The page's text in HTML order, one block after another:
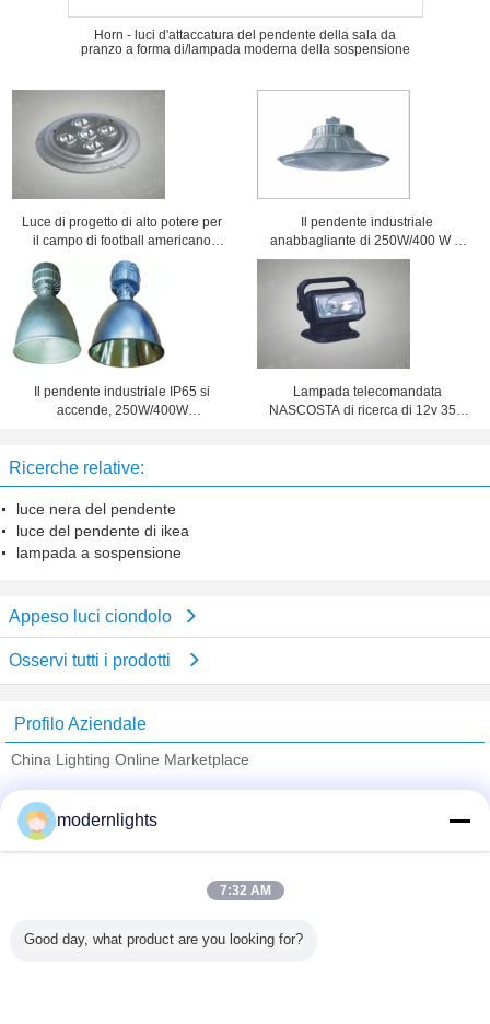
Horn - luci d'attaccatura del pendente della sala da
pranzo a forma di/lampada moderna della sospensione
Luce di progetto di alto potere per
il campo di football americano
all'aperto, 3w/5w 175lm/105lm
Il pendente industriale
anabbagliante di 250W/400 W si
accende, lampada del soffitto
HPS/di MH
Il pendente industriale IP65 si
accende, 250W/400W
Lampada telecomandata
NASCOSTA di ricerca di 12v 35w
Ricerche relative:
luce nera del pendente
luce del pendente di ikea
lampada a sospensione
Appeso luci ciondolo
Osservi tutti i prodotti
Profilo Aziendale
China Lighting Online Marketplace
Trust Seal
Verified Suplier
Tutti i prodotti
modernlights
7:32 AM
Good day, what product are you looking for?